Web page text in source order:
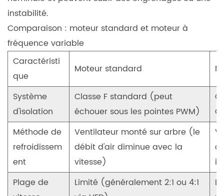
calcul
de
l'efficacité
énergétique
d'un
moteur
à
fréquence
variable
4.3
Les
avantages
financiers
à
instabilité.
Comparaison : moteur standard et moteur à
fréquence variable
Caractéristi
que
Moteur standard
Système
d'isolation
Classe F standard (peut
échouer sous les pointes PWM)
Méthode de
refroidissem
ent
Ventilateur monté sur arbre (le
débit d'air diminue avec la
vitesse)
Plage de
Limité (généralement 2:1 ou 4:1